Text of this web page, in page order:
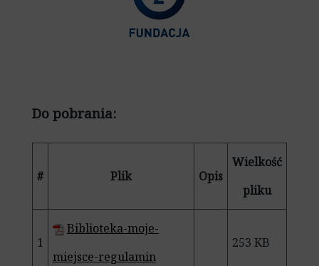
Do pobrania:
# Plik Opis
Wielkość
pliku
1
Biblioteka-moje-
miejsce-regulamin
253 KB